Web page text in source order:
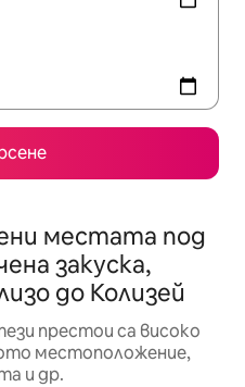
местата под
закуска,
до Колизей
престои са високо
местоположение,
и др.